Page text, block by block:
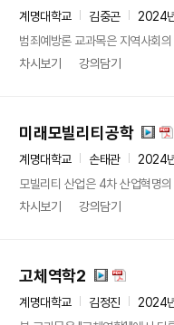
계명대학교 김중곤
2024
범죄예방론 교과목은 지역사회
차시보기
강의담기
미래모빌리티공학
계명대학교 손태관
2024
모빌리티 산업은 4차 산업혁명
차시보기
강의담기
고체역학2
계명대학교 김정진
2024